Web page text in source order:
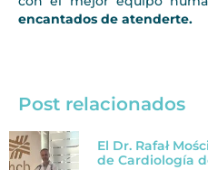
encantados de atenderte.
Post relacionados
El Dr. Rafał
de Cardiología